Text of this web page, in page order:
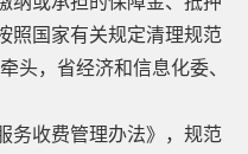
照国家有关规定清理规范
头，省经济和信息化委、
务收费管理办法》，规范